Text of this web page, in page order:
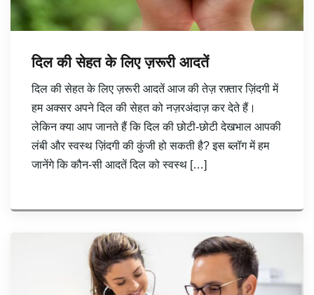
दिल की सेहत के लिए ज़रूरी आदतें
दिल की सेहत के लिए ज़रूरी आदतें आज की तेज़ रफ़्तार ज़िंदगी में
हम अक्सर अपने दिल की सेहत को नज़रअंदाज़ कर देते हैं।
लेकिन क्या आप जानते हैं कि दिल की छोटी-छोटी देखभाल आपकी
लंबी और स्वस्थ ज़िंदगी की कुंजी हो सकती है? इस ब्लॉग में हम
जानेंगे कि कौन-सी आदतें दिल को स्वस्थ […]